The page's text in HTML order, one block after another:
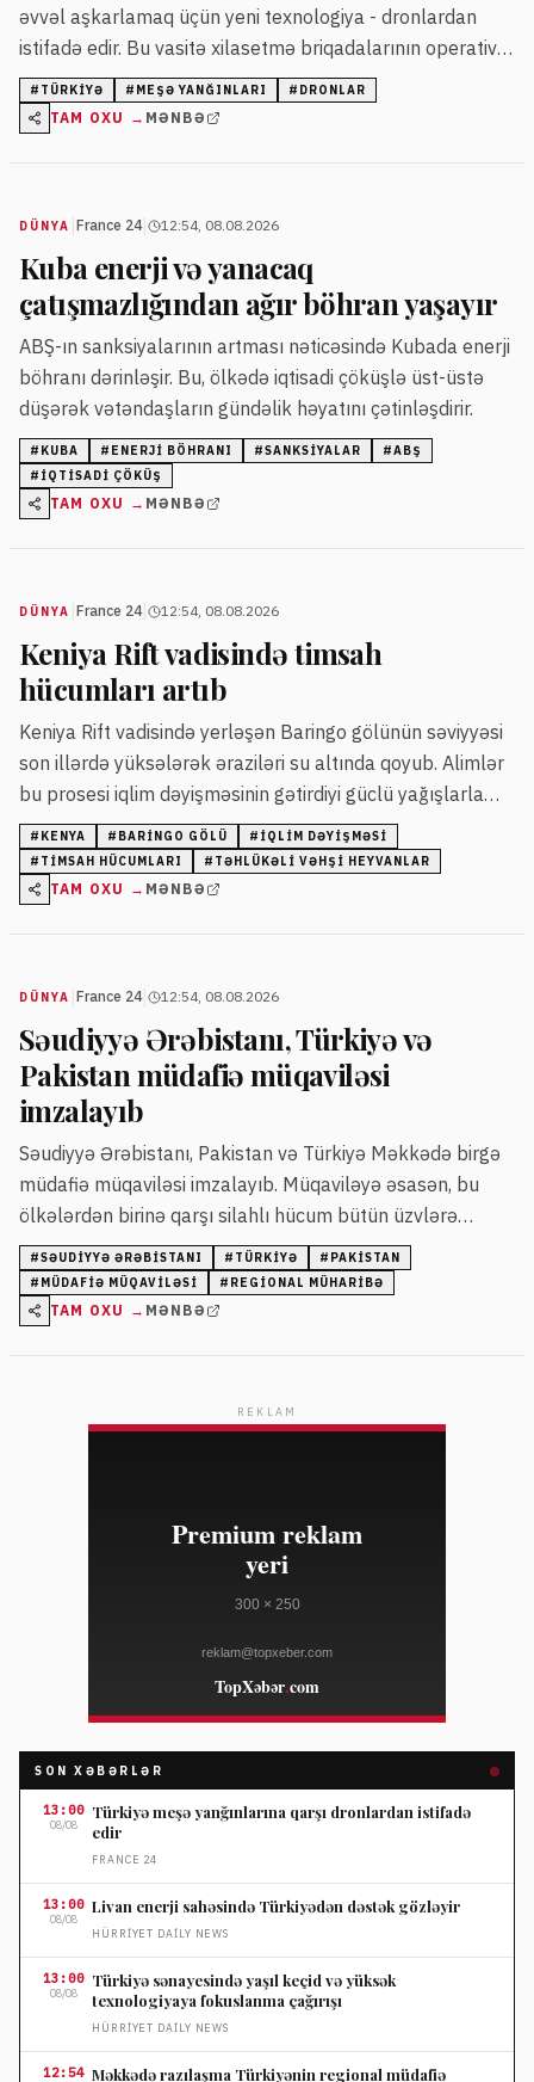
əvvəl aşkarlamaq üçün yeni texnologiya - dronlardan
istifadə edir. Bu vasitə xilasetmə briqadalarının operativ
müdaxiləsinə imkan yaradır.
# TÜRKIYƏ # MEŞƏ YANĞINLARI # DRONLAR
TAM OXU → MƏNBƏ
DÜNYA France 24| 12:54, 08.08.2026
Kuba enerji və yanacaq
çatışmazlığından ağır böhran yaşayır
ABŞ-ın sanksiyalarının artması nəticəsində Kubada enerji
böhranı dərinləşir. Bu, ölkədə iqtisadi çöküşlə üst-üstə
düşərək vətəndaşların gündəlik həyatını çətinləşdirir.
# KUBA # ENERJI BÖHRANI #SANKSIYALAR #ABŞ
# IQTISADI ÇÖKÜŞ
TAM OXU → MƏNBƏ
DÜNYA France 24| 12:54, 08.08.2026
Keniya Rift vadisində timsah
hücumları artıb
Keniya Rift vadisində yerləşən Baringo gölünün səviyyəsi
son illərdə yüksələrək əraziləri su altında qoyub. Alimlər
bu prosesi iqlim dəyişməsinin gətirdiyi güclü yağışlarla
əlaqələndirir. Nəticədə vəhşi heyvanlar insanlara
yaxınlaşır, timsah hücumları artır.
# KENYA # BARINGO GÖLÜ # IQLIM DƏYIŞMƏSI
# TIMSAH HÜCUMLARI # TƏHLÜKƏLI VƏHŞI HEYVANLAR
TAM OXU → MƏNBƏ
DÜNYA France 24| 12:54, 08.08.2026
Səudiyyə Ərəbistanı, Türkiyə və
Pakistan müdafiə müqaviləsi
imzalayıb
Səudiyyə Ərəbistanı, Pakistan və Türkiyə Məkkədə birgə
müdafiə müqaviləsi imzalayıb. Müqaviləyə əsasən, bu
ölkələrdən birinə qarşı silahlı hücum bütün üzvlərə
edilmiş hesab olunacaq.
#SƏUDIYYƏ ƏRƏBISTANI # TÜRKIYƏ # PAKISTAN
# MÜDAFIƏ MÜQAVILƏSI # REGIONAL MÜHARIBƏ
TAM OXU → MƏNBƏ
REKLAM
SON XƏBƏRLƏR
13:00
08/08
Türkiyə meşə yanğınlarına qarşı dronlardan istifadə
edir
FRANCE 24
13:00
08/08
Livan enerji sahəsində Türkiyədən dəstək gözləyir
HÜRRIYET DAILY NEWS
13:00
08/08
Türkiyə sənayesində yaşıl keçid və yüksək
texnologiyaya fokuslanma çağırışı
HÜRRIYET DAILY NEWS
12:54 Məkkədə razılaşma Türkiyənin regional müdafiə